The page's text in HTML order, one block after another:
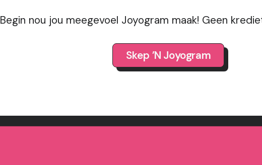
Begin nou jou meegevoel Joyogram maak! Geen
Skep ’n Joyogram